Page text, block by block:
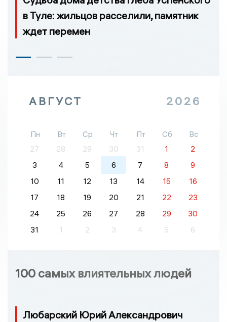
в Туле: жильцов расселили, памятник
ждет перемен
АВГУСТ 2026
Пн Вт Ср Чт Пт Сб
Вс
27
28 29 30 31 1
2
3
4 5 6 7 8
9
10
11 12 13 14 15
16
17
18 19 20 21 22
23
24
25 26 27 28 29
30
31
1 2 3 4 5 6
100 самых влиятельных людей
Любарский Юрий Александрович